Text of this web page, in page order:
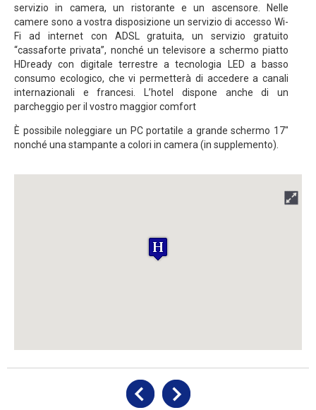
servizio in camera, un ristorante e un ascensore. Nelle
camere sono a vostra disposizione un servizio di accesso Wi-
Fi ad internet con ADSL gratuita, un servizio gratuito
“cassaforte privata”, nonché un televisore a schermo piatto
HDready con digitale terrestre a tecnologia LED a basso
consumo ecologico, che vi permetterà di accedere a canali
internazionali e francesi. L’hotel dispone anche di un
parcheggio per il vostro maggior comfort
È possibile noleggiare un PC portatile a grande schermo 17"
nonché una stampante a colori in camera (in supplemento).